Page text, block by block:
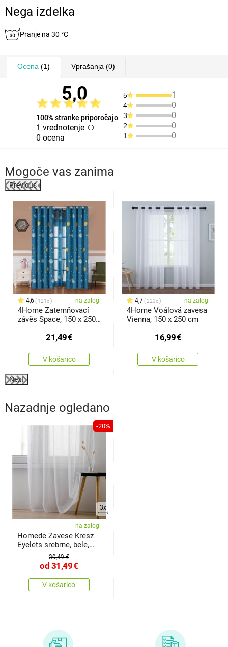
Nega izdelka
Pranje na 30 °C
Ocena (1) Vprašanja (0)
5,0
100% stranke priporočajo
1 vrednotenje
0 ocena
5 1
4 0
3 0
2 0
1 0
Mogoče vas zanima
Previous
4,6 121x na zalogi
4Home Zatemňovací
závěs Space, 150 x 250
21,49€
V košarico
4,7 223x na zalogi
4Home Voálová zavesa
Vienna, 150 x 250 cm
16,99€
V košarico
Next
Nazadnje ogledano
-20%
3x
na zalogi
Homede Zavese Kresz
Eyelets srebrne, bele,
39,49 €
od 31,49€
V košarico